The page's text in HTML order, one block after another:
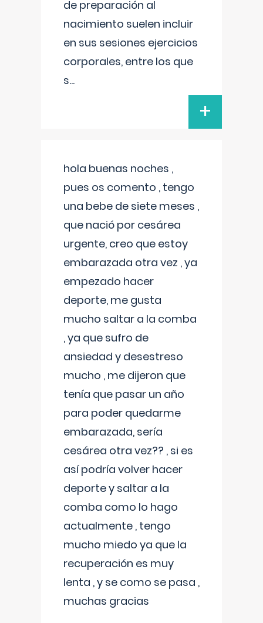
de preparación al
nacimiento suelen incluir
en sus sesiones ejercicios
corporales, entre los que
s...
+
hola buenas noches ,
pues os comento , tengo
una bebe de siete meses ,
que nació por cesárea
urgente, creo que estoy
embarazada otra vez , ya
empezado hacer
deporte, me gusta
mucho saltar a la comba
, ya que sufro de
ansiedad y desestreso
mucho , me dijeron que
tenía que pasar un año
para poder quedarme
embarazada, sería
cesárea otra vez?? , si es
así podría volver hacer
deporte y saltar a la
comba como lo hago
actualmente , tengo
mucho miedo ya que la
recuperación es muy
lenta , y se como se pasa ,
muchas gracias